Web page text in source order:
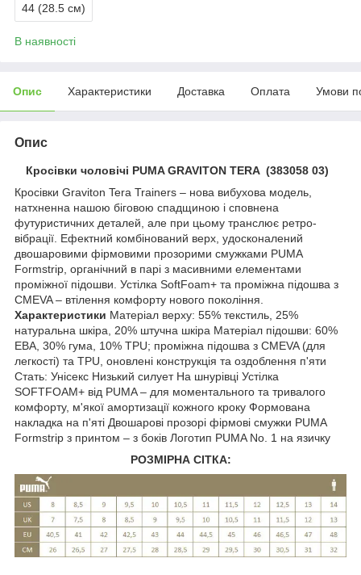
44 (28.5 см)
В наявності
Опис Характеристики Доставка Оплата Умови
Опис
Кросівки чоловічі PUMA GRAVITON TERA (383058 03)
Кросівки Graviton Tera Trainers – нова вибухова модель,
натхненна нашою біговою спадщиною і сповнена
футуристичних деталей, але при цьому транслює ретро-
вібрації. Ефектний комбінований верх, удосконалений
двошаровими фірмовими прозорими смужками PUMA
Formstrip, органічний в парі з масивними елементами
проміжної підошви. Устілка SoftFoam+ та проміжна підошва з
CMEVA – втілення комфорту нового покоління.
Характеристики Матеріал верху: 55% текстиль, 25%
натуральна шкіра, 20% штучна шкіра Матеріал підошви: 60%
ЕВА, 30% гума, 10% TPU; проміжна підошва з CMEVA (для
легкості) та TPU, оновлені конструкція та оздоблення п'яти
Стать: Унісекс Низький силует На шнурівці Устілка
SOFTFOAM+ від PUMA – для моментального та тривалого
комфорту, м'якої амортизації кожного кроку Формована
накладка на п'яті Двошарові прозорі фірмові смужки PUMA
Formstrip з принтом – з боків Логотип PUMA No. 1 на язичку
РОЗМІРНА СІТКА: